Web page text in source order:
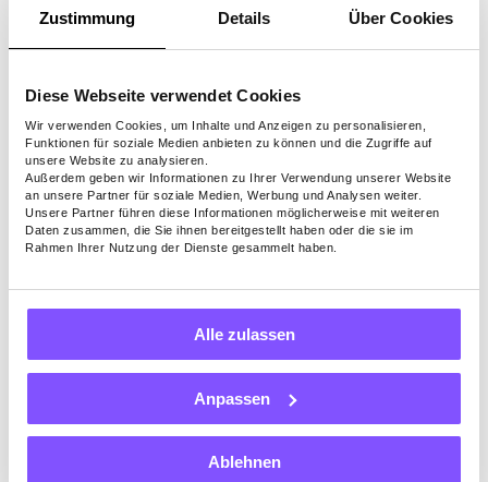
Zustimmung Details Über Cookies
Diese Webseite verwendet Cookies
Wir verwenden Cookies, um Inhalte und Anzeigen zu personalisieren,
Funktionen für soziale Medien anbieten zu können und die Zugriffe auf
unsere Website zu analysieren.
Außerdem geben wir Informationen zu Ihrer Verwendung unserer Website
an unsere Partner für soziale Medien, Werbung und Analysen weiter.
Unsere Partner führen diese Informationen möglicherweise mit weiteren
Daten zusammen, die Sie ihnen bereitgestellt haben oder die sie im
Rahmen Ihrer Nutzung der Dienste gesammelt haben.
Alle zulassen
Anpassen
Ablehnen
Quelle:Pinterest
Lassen Sie Ihr Kind
tauchen
Halloween wäre nicht so lustig (und ein
bisschen beängstigend), wenn es nicht die
Kinder gäbe, die es lieben,Süßes oder
Saures zu spielen. Allerdings brauchen sie
Tag tragen können, und diese hier ist mehr
als cool! Außerdem ist es super günstig in